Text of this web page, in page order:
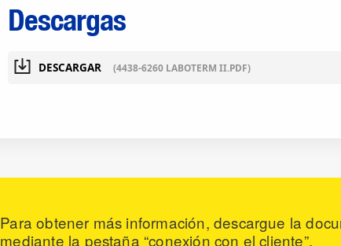
Descargas
DESCARGAR (4438-6260 LABOTERM II.PDF)
Para obtener más información, descargue la
mediante la pestaña “conexión con el cliente”.